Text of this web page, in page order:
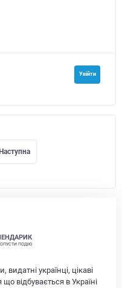
Увійти
Наступна
ПОДІЮ
видатні українці, цікаві
відбувається в Україні